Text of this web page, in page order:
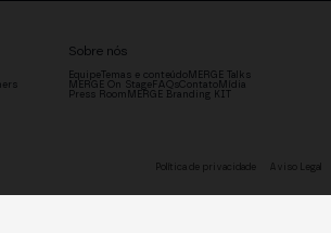
Sobre nós
EquipeTemas e conteúdoMERGE Talks
MERGE On StageFAQsContatoMídia
Press Room MERGE Branding KIT
Política de privacidade Aviso Legal